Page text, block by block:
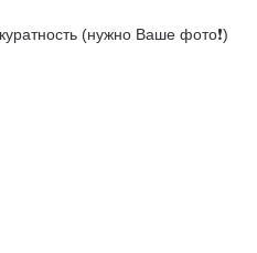
(нужно Ваше фото❗️)